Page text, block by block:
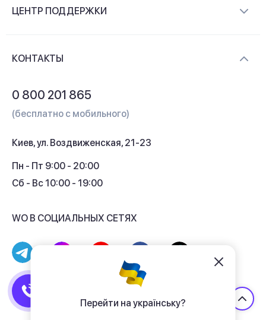
Перейти на українську?
Контакты
ЦЕНТР ПОДДЕРЖКИ
Кэшбек
КОНТАКТЫ
0 800 201 865
(бесплатно с мобильного)
Киев, ул. Воздвиженская, 21-23
Пн - Пт 9:00 - 20:00
Сб - Вс 10:00 - 19:00
WO В СОЦИАЛЬНЫХ СЕТЯХ
Договор публичной оферты
Политика конфиденциальности